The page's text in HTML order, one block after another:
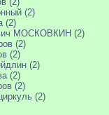
(2)
(2)
МОСКОВКИН (2)
(2)
(2)
(2)
(2)
(2)
(2)